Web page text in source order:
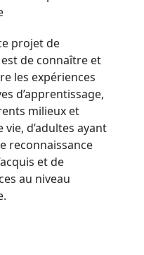
projet de
de connaître et
les expériences
d’apprentissage,
milieux et
vie, d’adultes ayant
reconnaissance
et de
au niveau